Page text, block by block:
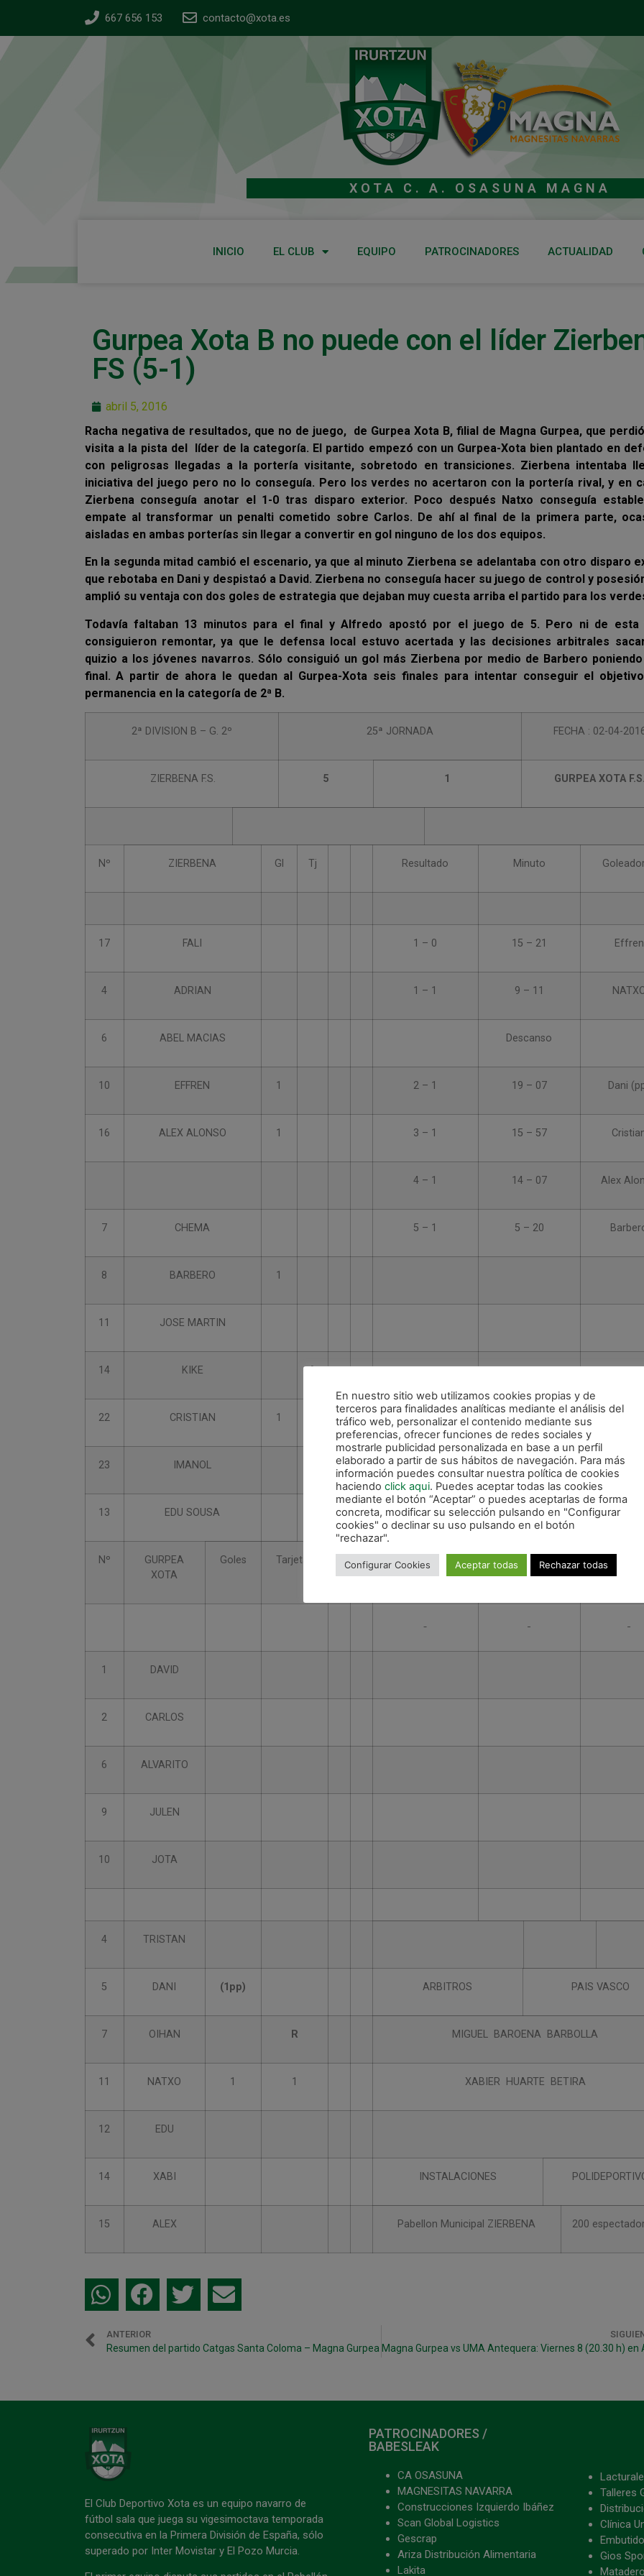
667 656 153 contacto@xota.es
XOTA C. A. OSASUNA MAGNA
INICIO EL CLUB EQUIPO PATROCINADORES ACTUALIDAD
Gurpea Xota B no puede con el líder
FS (5-1)
abril 5, 2016
Racha negativa de resultados, que no de juego, de Gurpea Xota B, filial de Magna Gurpea, que
visita a la pista del líder de la categoría. El partido empezó con un Gurpea-Xota bien plantado en
con peligrosas llegadas a la portería visitante, sobretodo en transiciones. Zierbena intentaba
iniciativa del juego pero no lo conseguía. Pero los verdes no acertaron con la portería rival, y en
Zierbena conseguía anotar el 1-0 tras disparo exterior. Poco después Natxo conseguía
empate al transformar un penalti cometido sobre Carlos. De ahí al final de la primera parte,
aisladas en ambas porterías sin llegar a convertir en gol ninguno de los dos equipos.
En la segunda mitad cambió el escenario, ya que al minuto Zierbena se adelantaba con otro disparo
que rebotaba en Dani y despistaó a David. Zierbena no conseguía hacer su juego de control y
amplió su ventaja con dos goles de estrategia que dejaban muy cuesta arriba el partido para los
Todavía faltaban 13 minutos para el final y Alfredo apostó por el juego de 5. Pero ni de esta
consiguieron remontar, ya que le defensa local estuvo acertada y las decisiones arbitrales
quizio a los jóvenes navarros. Sólo consiguió un gol más Zierbena por medio de Barbero
final. A partir de ahora le quedan al Gurpea-Xota seis finales para intentar conseguir el
permanencia en la categoría de 2ª B.
2ª DIVISION B – G. 2º 25ª JORNADA FECHA : 02-04-
ZIERBENA F.S. 5 1 GURPEA XOTA F.S.
Nº ZIERBENA Gl Tj Resultado Minuto
17 FALI 1 – 0 15 – 21 Effren
4 ADRIAN 1 – 1 9 – 11
6 ABEL MACIAS Descanso
10 EFFREN 1 2 – 1 19 – 07 Dani
16 ALEX ALONSO 1 3 – 1 15 – 57
4 – 1 14 – 07 Alex
7 CHEMA 5 – 1 5 – 20
8 BARBERO 1
11 JOSE MARTIN
14 KIKE A
22 CRISTIAN 1
23 IMANOL
13 EDU SOUSA
Nº
GURPEA
XOTA
Goles Tarjetas
1 DAVID
2 CARLOS
6 ALVARITO
9 JULEN
10 JOTA
4 TRISTAN
5 DANI (1pp) ARBITROS PAIS VASCO
7 OIHAN R MIGUEL BAROENA BARBOLLA
11 NATXO 1 1 XABIER HUARTE BETIRA
12 EDU
14 XABI INSTALACIONES
15 ALEX Pabellon Municipal ZIERBENA 200
ANTERIOR
Resumen del partido Catgas Santa Coloma – Magna Gurpea
El Club Deportivo Xota es un equipo navarro de
fútbol sala que juega su vigesimoctava temporada
consecutiva en la Primera División de España, sólo
superado por Inter Movistar y El Pozo Murcia.
PATROCINADORES /
BABESLEAK
CA OSASUNA
MAGNESITAS NAVARRA
Construcciones Izquierdo Ibáñez
Scan Global Logistics
Gescrap
Ariza Distribución Alimentaria
Lakita
Lacturale
Talleres
Clínica
Gios
En nuestro sitio web utilizamos cookies propias y de
terceros para finalidades analíticas mediante el análisis del
tráfico web, personalizar el contenido mediante sus
preferencias, ofrecer funciones de redes sociales y
mostrarle publicidad personalizada en base a un perfil
elaborado a partir de sus hábitos de navegación. Para más
información puedes consultar nuestra política de cookies
haciendo click aqui. Puedes aceptar todas las cookies
mediante el botón “Aceptar” o puedes aceptarlas de forma
concreta, modificar su selección pulsando en "Configurar
cookies" o declinar su uso pulsando en el botón
"rechazar".
Configurar Cookies Aceptar todas Rechazar todas